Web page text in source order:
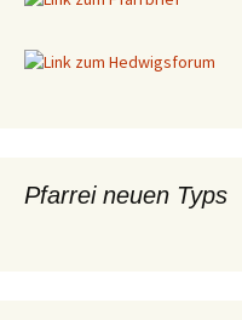
Pfarrei neuen Typs